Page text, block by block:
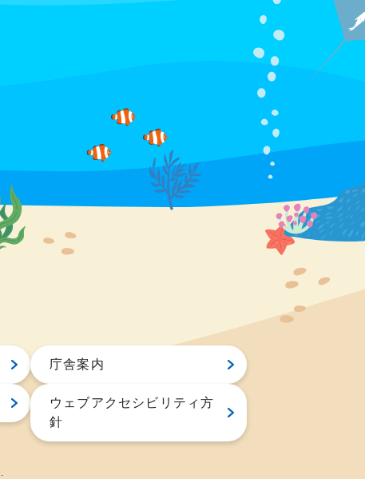
庁舎案内
ウェブアクセシビリティ方
針